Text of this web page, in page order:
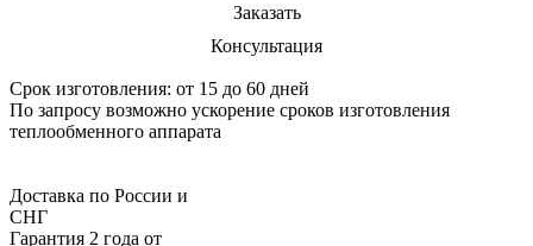
Заказать
Консультация
Срок изготовления: от 15 до 60 дней
По запросу возможно ускорение сроков изготовления
теплообменного аппарата
Доставка по России и
СНГ
Гарантия 2 года от